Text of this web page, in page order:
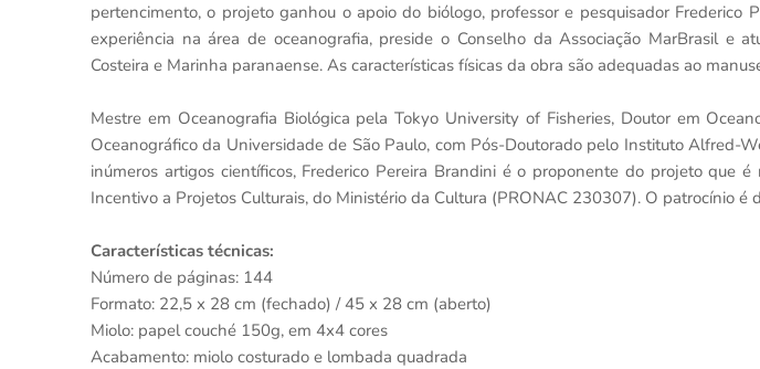
pertencimento, o projeto ganhou o apoio do biólogo, professor e pesquisador Frederico
experiência na área de oceanografia, preside o Conselho da Associação MarBrasil e
Costeira e Marinha paranaense. As características físicas da obra são adequadas ao
Mestre em Oceanografia Biológica pela Tokyo University of Fisheries, Doutor em
Oceanográfico da Universidade de São Paulo, com Pós-Doutorado pelo Instituto Alfred-
inúmeros artigos científicos, Frederico Pereira Brandini é o proponente do projeto que
Incentivo a Projetos Culturais, do Ministério da Cultura (PRONAC 230307). O patrocínio é
Características técnicas:
Número de páginas: 144
Formato: 22,5 x 28 cm (fechado) / 45 x 28 cm (aberto)
Miolo: papel couché 150g, em 4x4 cores
Acabamento: miolo costurado e lombada quadrada